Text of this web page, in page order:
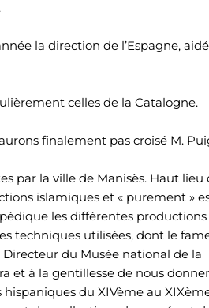
la direction de l’Espagne,
celles de la Catalogne.
finalement pas croisé M.
par la ville de Manisès. Haut lieu
islamiques et « purement »
les différentes productions
techniques utilisées, dont le
du Musée national de la
et à la gentillesse de nous
du XIVème au